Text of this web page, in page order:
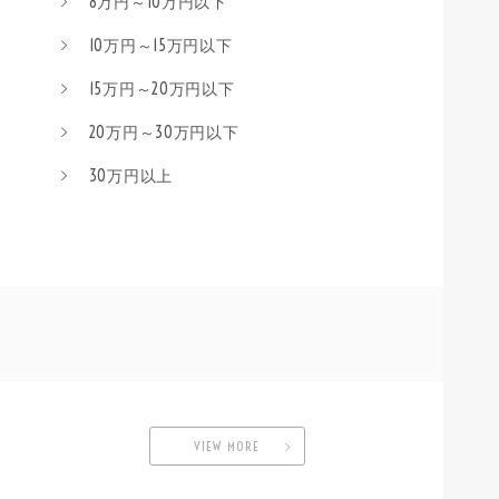
10万円～15万円以下
15万円～20万円以下
20万円～30万円以下
30万円以上
VIEW MORE